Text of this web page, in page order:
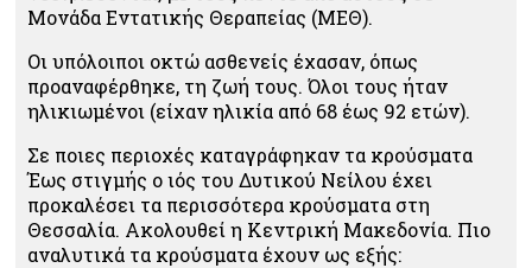
Μονάδα Εντατικής Θεραπείας (ΜΕΘ).
Οι υπόλοιποι οκτώ ασθενείς έχασαν, όπως
προαναφέρθηκε, τη ζωή τους. Όλοι τους ήταν
ηλικιωμένοι (είχαν ηλικία από 68 έως 92 ετών).
Σε ποιες περιοχές καταγράφηκαν τα κρούσματα
Έως στιγμής ο ιός του Δυτικού Νείλου έχει
προκαλέσει τα περισσότερα κρούσματα στη
Θεσσαλία. Ακολουθεί η Κεντρική Μακεδονία. Πιο
αναλυτικά τα κρούσματα έχουν ως εξής: